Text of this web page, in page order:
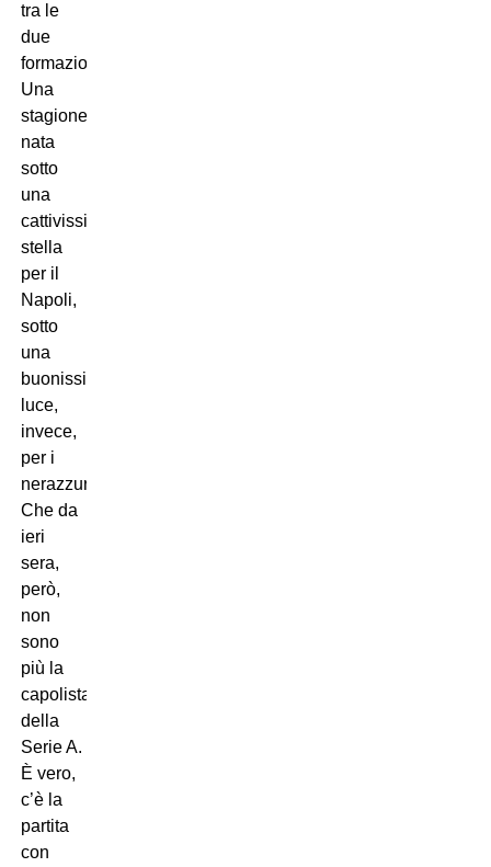
tra le
due
formazioni.
Una
stagione
nata
sotto
una
cattivissima
stella
per il
Napoli,
sotto
una
buonissima
luce,
invece,
per i
nerazzurri.
Che da
ieri
sera,
però,
non
sono
più la
capolista
della
Serie A.
È vero,
c’è la
partita
con